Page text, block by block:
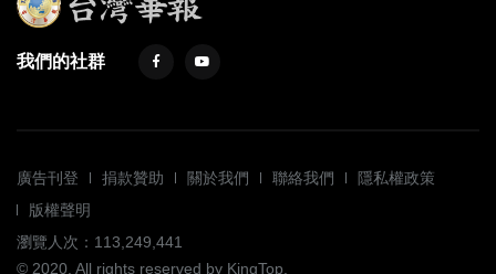
我們的社群
廣告刊登 捐款贊助 關於我們 聯絡我們
隱私權政策
版權聲明
瀏覽人次：113,249,441
© 2020. All rights reserved by KingTop.